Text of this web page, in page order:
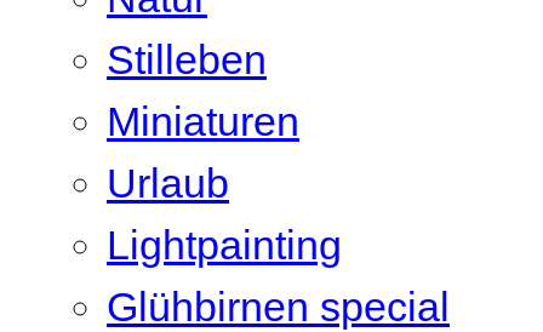
Stilleben
Miniaturen
Urlaub
Lightpainting
Glühbirnen special